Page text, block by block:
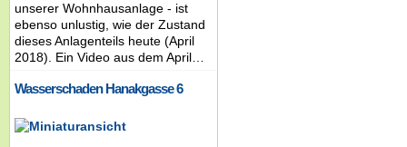
unserer Wohnhausanlage - ist
ebenso unlustig, wie der Zustand
dieses Anlagenteils heute (April
2018). Ein Video aus dem April…
Wasserschaden Hanakgasse 6